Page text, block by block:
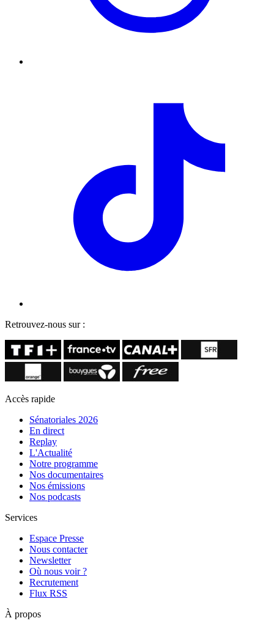
Retrouvez-nous sur :
Accès rapide
Sénatoriales 2026
En direct
Replay
L'Actualité
Notre programme
Nos documentaires
Nos émissions
Nos podcasts
Services
Espace Presse
Nous contacter
Newsletter
Où nous voir ?
Recrutement
Flux RSS
À propos